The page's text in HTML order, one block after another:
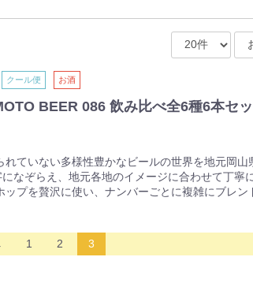
クール便 お酒
BEER 086 飲み比べ全6種6本セ
れていない多様性豊かなビールの世界を地元岡山
なぞらえ、地元各地のイメージに合わせて丁寧
ップを贅沢に使い、ナンバーごとに複雑にブレン
ALE
た都会的なテイストのアメリカン・ペールエール。
1 2 3